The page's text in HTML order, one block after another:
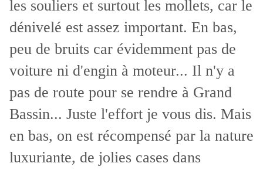
les souliers et surtout les mollets, car le
dénivelé est assez important. En bas,
peu de bruits car évidemment pas de
voiture ni d'engin à moteur... Il n'y a
pas de route pour se rendre à Grand
Bassin... Juste l'effort je vous dis. Mais
en bas, on est récompensé par la nature
luxuriante, de jolies cases dans